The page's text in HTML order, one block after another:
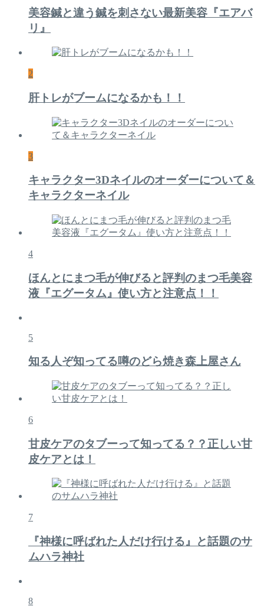
美容鍼と違う鍼を刺さない最新美容『エアバ
リ』
2
肝トレがブームになるかも！！
3
キャラクター3Dネイルのオーダーについて＆
キャラクターネイル
4
ほんとにまつ毛が伸びると評判のまつ毛美容
液『エグータム』使い方と注意点！！
5
知る人ぞ知ってる噂のどら焼き森上屋さん
6
甘皮ケアのタブーって知ってる？？正しい甘
皮ケアとは！
7
『神様に呼ばれた人だけ行ける』と話題のサ
ムハラ神社
8